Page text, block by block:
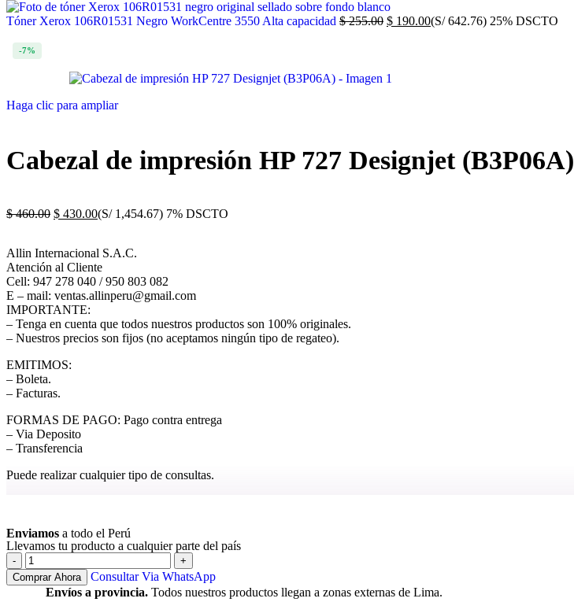
Tóner Xerox 106R01531 Negro WorkCentre 3550 Alta capacidad $255.00 $ 190.00(S/ 642.76) 25% DSCTO
-7%
Haga clic para ampliar
Cabezal de impresión HP 727 Designjet (B3P06A)
$460.00 $ 430.00(S/ 1,454.67) 7% DSCTO
Allin Internacional S.A.C.
Atención al Cliente
Cell: 947 278 040 / 950 803 082
E – mail: ventas.allinperu@gmail.com
IMPORTANTE:
– Tenga en cuenta que todos nuestros productos son 100% originales.
– Nuestros precios son fijos (no aceptamos ningún tipo de regateo).
EMITIMOS:
– Boleta.
– Facturas.
FORMAS DE PAGO: Pago contra entrega
– Via Deposito
– Transferencia
Puede realizar cualquier tipo de consultas.
Enviamos a todo el Perú
Llevamos tu producto a cualquier parte del país
Comprar Ahora
Consultar Via WhatsApp
Envíos a provincia. Todos nuestros productos llegan a zonas externas de Lima.